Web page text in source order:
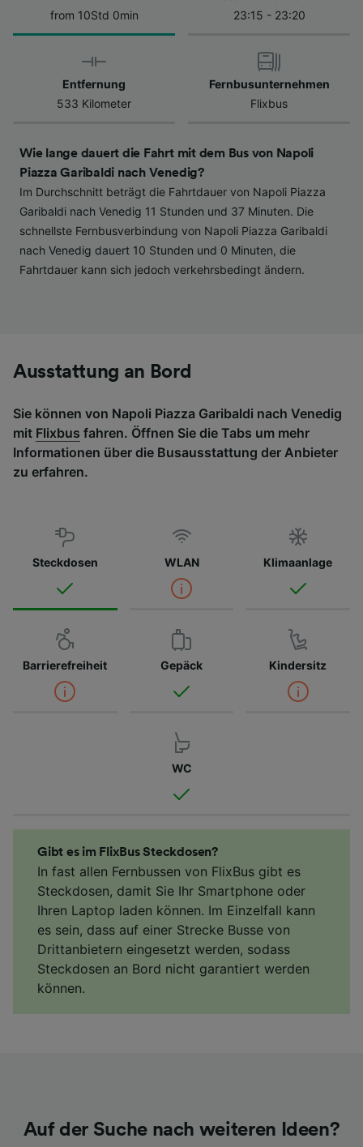
from 10Std 0min
23:15 - 23:20
Entfernung
533 Kilometer
Fernbusunternehmen
Flixbus
Wie lange dauert die Fahrt mit dem Bus von Napoli
Piazza Garibaldi nach Venedig?
Im Durchschnitt beträgt die Fahrtdauer von Napoli Piazza
Garibaldi nach Venedig 11 Stunden und 37 Minuten. Die
schnellste Fernbusverbindung von Napoli Piazza Garibaldi
nach Venedig dauert 10 Stunden und 0 Minuten, die
Fahrtdauer kann sich jedoch verkehrsbedingt ändern.
Ausstattung an Bord
Sie können von Napoli Piazza Garibaldi nach Venedig
mit Flixbus fahren. Öffnen Sie die Tabs um mehr
Informationen über die Busausstattung der Anbieter
zu erfahren.
Steckdosen WLAN Klimaanlage
Barrierefreiheit Gepäck Kindersitz
WC
Gibt es im FlixBus Steckdosen?
In fast allen Fernbussen von FlixBus gibt es
Steckdosen, damit Sie Ihr Smartphone oder
Ihren Laptop laden können. Im Einzelfall kann
es sein, dass auf einer Strecke Busse von
Drittanbietern eingesetzt werden, sodass
Steckdosen an Bord nicht garantiert werden
können.
Auf der Suche nach weiteren Ideen?
Datenschutzrichtlinie. Diese Präferenzen
werden unseren Partnern signalisiert und
haben keinen Einfluss auf Surfdaten. Ihre
Daten werden nicht für Tracking-Zwecke
verwendet, wenn Sie uns gebeten haben, Ihr
Surfverhalten nicht zu verfolgen.
Folgendes bereitzustellen:
Verwendung genauer Standortdaten.
Endgeräteeigenschaften zur Identifikation
aktiv abfragen. Speichern von oder Zugriff auf
Informationen auf einem Endgerät.
Personalisierte Werbung und Inhalte, Messung
von Werbeleistung und der Performance von
Inhalten, Zielgruppenforschung sowie